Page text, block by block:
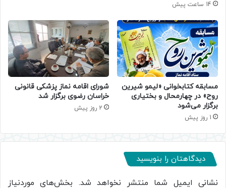
14 ساعت پیش
مسابقه کتابخوانی «لیمو شیرین
روح» در چهارمحال و بختیاری
برگزار می‌شود
1 روز پیش
شورای اقامه نماز پزشکی قانونی
خراسان رضوی برگزار شد
2 روز پیش
دیدگاهتان را بنویسید
نشانی ایمیل شما منتشر نخواهد شد. بخش‌های موردنیاز